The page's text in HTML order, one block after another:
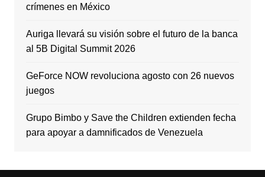
crímenes en México
Auriga llevará su visión sobre el futuro de la banca
al 5B Digital Summit 2026
GeForce NOW revoluciona agosto con 26 nuevos
juegos
Grupo Bimbo y Save the Children extienden fecha
para apoyar a damnificados de Venezuela